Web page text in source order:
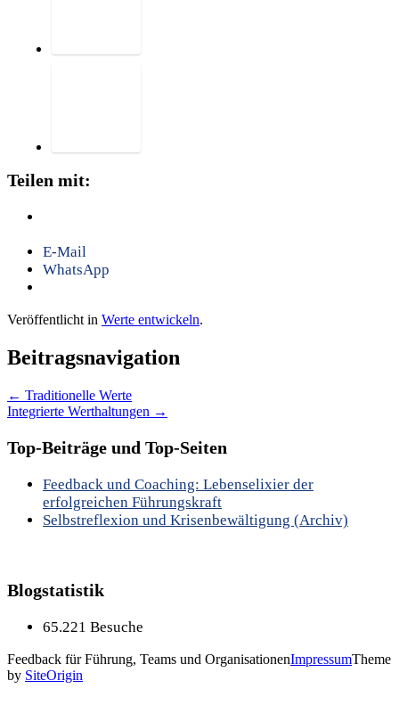
Teilen mit:
E-Mail
WhatsApp
Veröffentlicht in Werte entwickeln.
Beitragsnavigation
← Traditionelle Werte
Integrierte Werthaltungen →
Top-Beiträge und Top-Seiten
Feedback und Coaching: Lebenselixier der
erfolgreichen Führungskraft
Selbstreflexion und Krisenbewältigung (Archiv)
Blogstatistik
65.221 Besuche
Feedback für Führung, Teams und OrganisationenImpressumTheme
by SiteOrigin